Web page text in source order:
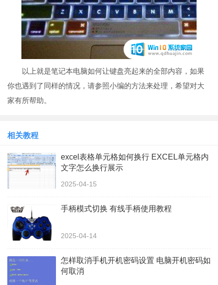
以上就是笔记本电脑如何让键盘亮起来的全部内容，如果
你也遇到了同样的情况，请参照小编的方法来处理，希望对大
家有所帮助。
相关教程
excel表格单元格如何换行 EXCEL单元格内
文字怎么换行展示
2025-04-15
手柄模式切换 有线手柄使用教程
2025-04-14
怎样取消手机开机密码设置 电脑开机密码如
何取消